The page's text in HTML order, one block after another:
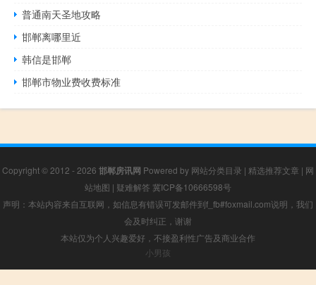
普通南天圣地攻略
邯郸离哪里近
韩信是邯郸
邯郸市物业费收费标准
Copyright © 2012 - 2026 邯郸房讯网 Powered by 网站分类目录 | 精选推荐文章 | 网
站地图 | 疑难解答 冀ICP备10666598号
声明：本站内容来自互联网，如信息有错误可发邮件到f_fb#foxmail.com说明，我们
会及时纠正，谢谢
本站仅为个人兴趣爱好，不接盈利性广告及商业合作
小男孩